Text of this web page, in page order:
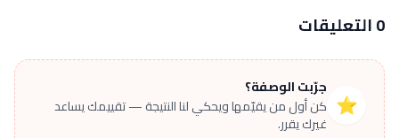
0 التعليقات
⭐
جرّبت الوصفة؟
كن أول من يقيّمها ويحكي لنا النتيجة — تقييمك يساعد
غيرك يقرر.